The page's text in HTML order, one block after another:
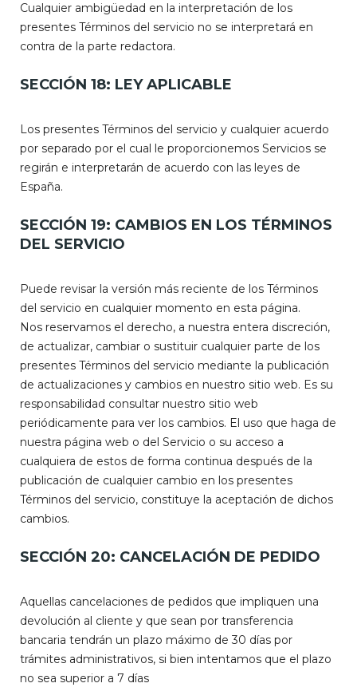
Cualquier ambigüedad en la interpretación de los
presentes Términos del servicio no se interpretará en
contra de la parte redactora.
SECCIÓN 18: LEY APLICABLE
Los presentes Términos del servicio y cualquier acuerdo
por separado por el cual le proporcionemos Servicios se
regirán e interpretarán de acuerdo con las leyes de
España.
SECCIÓN 19: CAMBIOS EN LOS TÉRMINOS
DEL SERVICIO
Puede revisar la versión más reciente de los Términos
del servicio en cualquier momento en esta página.
Nos reservamos el derecho, a nuestra entera discreción,
de actualizar, cambiar o sustituir cualquier parte de los
presentes Términos del servicio mediante la publicación
de actualizaciones y cambios en nuestro sitio web. Es su
responsabilidad consultar nuestro sitio web
periódicamente para ver los cambios. El uso que haga de
nuestra página web o del Servicio o su acceso a
cualquiera de estos de forma continua después de la
publicación de cualquier cambio en los presentes
Términos del servicio, constituye la aceptación de dichos
cambios.
SECCIÓN 20: CANCELACIÓN DE PEDIDO
Aquellas cancelaciones de pedidos que impliquen una
devolución al cliente y que sean por transferencia
bancaria tendrán un plazo máximo de 30 días por
trámites administrativos, si bien intentamos que el plazo
no sea superior a 7 días